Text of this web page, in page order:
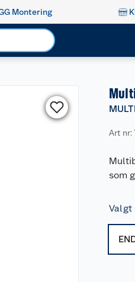
Montering
Art nr:
som
Valgt